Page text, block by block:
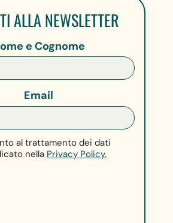
ALLA NEWSLETTER
e Cognome
Email
al trattamento dei dati
nella Privacy Policy.